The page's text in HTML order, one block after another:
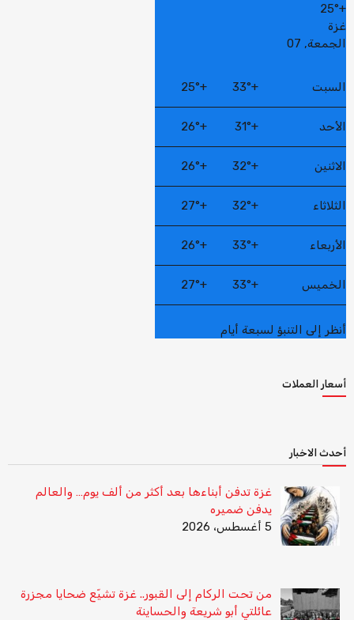
+
25°
غزة
الجمعة, 07
السبت +
33°
+
25°
الأحد +
31°
+
26°
الاثنين +
32°
+
26°
الثلاثاء +
32°
+
27°
الأربعاء +
33°
+
26°
الخميس +
33°
+
27°
أنظر إلى التنبؤ لسبعة أيام
أسعار العملات
أحدث الاخبار
غزة تدفن أبناءها بعد أكثر من ألف يوم… والعالم
يدفن ضميره
5 أغسطس، 2026
من تحت الركام إلى القبور.. غزة تشيّع ضحايا مجزرة
عائلتي أبو شريعة والحساينة